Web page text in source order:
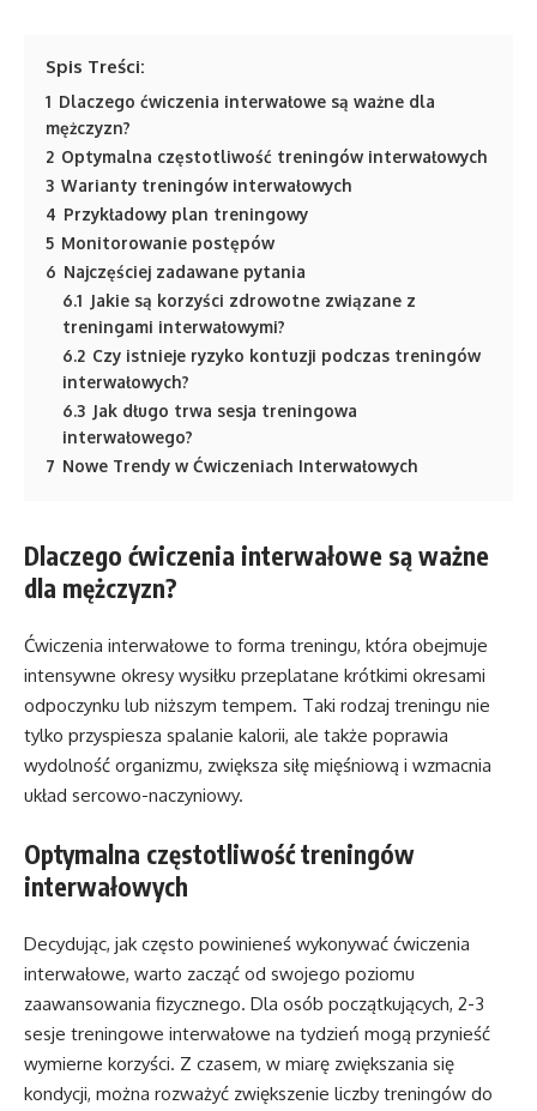
Spis Treści:
1 Dlaczego ćwiczenia interwałowe są ważne dla
mężczyzn?
2 Optymalna częstotliwość treningów interwałowych
3 Warianty treningów interwałowych
4 Przykładowy plan treningowy
5 Monitorowanie postępów
6 Najczęściej zadawane pytania
6.1 Jakie są korzyści zdrowotne związane z
treningami interwałowymi?
6.2 Czy istnieje ryzyko kontuzji podczas treningów
interwałowych?
6.3 Jak długo trwa sesja treningowa
interwałowego?
7 Nowe Trendy w Ćwiczeniach Interwałowych
Dlaczego ćwiczenia interwałowe są ważne
dla mężczyzn?
Ćwiczenia interwałowe to forma treningu, która obejmuje
intensywne okresy wysiłku przeplatane krótkimi okresami
odpoczynku lub niższym tempem. Taki rodzaj treningu nie
tylko przyspiesza spalanie kalorii, ale także poprawia
wydolność organizmu, zwiększa siłę mięśniową i wzmacnia
układ sercowo-naczyniowy.
Optymalna częstotliwość treningów
interwałowych
Decydując, jak często powinieneś wykonywać ćwiczenia
interwałowe, warto zacząć od swojego poziomu
zaawansowania fizycznego. Dla osób początkujących, 2-3
sesje treningowe interwałowe na tydzień mogą przynieść
wymierne korzyści. Z czasem, w miarę zwiększania się
kondycji, można rozważyć zwiększenie liczby treningów do